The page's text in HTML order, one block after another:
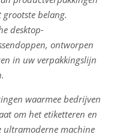
belang.
desktop-
ontworpen
in uw verpakkingslijn
waarmee bedrijven
om het etiketteren en
ultramoderne machine